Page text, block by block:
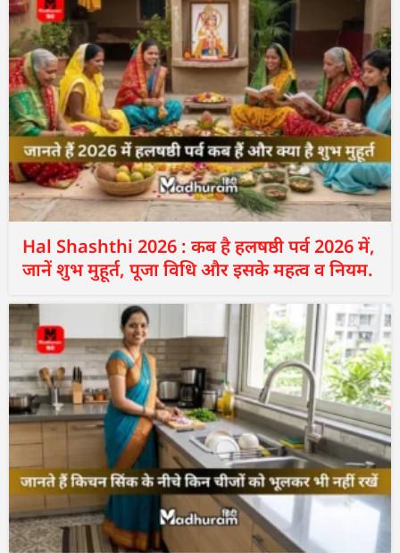
Hal Shashthi 2026 : कब है हलषष्ठी पर्व 2026 में,
जानें शुभ मुहूर्त, पूजा विधि और इसके महत्व व नियम.